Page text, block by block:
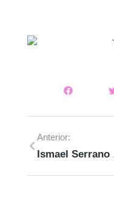
Anterior: